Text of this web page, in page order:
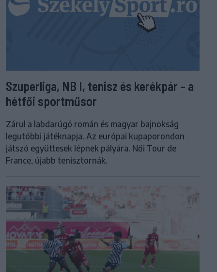
Szuperliga, NB I, tenisz és kerékpár – a
hétfői sportműsor
Zárul a labdarúgó román és magyar bajnokság
legutóbbi játéknapja. Az európai kupaporondon
játszó együttesek lépnek pályára. Női Tour de
France, újabb tenisztornák.